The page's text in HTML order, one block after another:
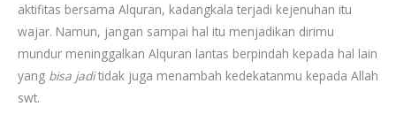
aktifitas bersama Alquran, kadangkala terjadi kejenuhan itu
wajar. Namun, jangan sampai hal itu menjadikan dirimu
mundur meninggalkan Alquran lantas berpindah kepada hal lain
yang bisa jaditidak juga menambah kedekatanmu kepada Allah
swt.